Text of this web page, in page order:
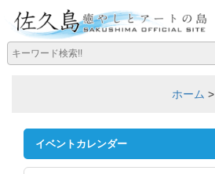
ホーム >
イベントカレンダー